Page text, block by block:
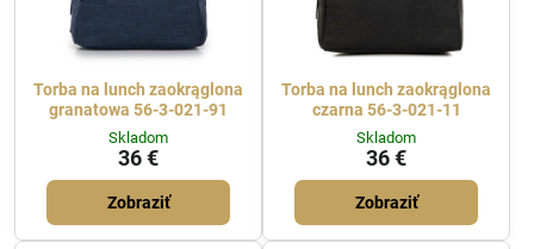
Torba na lunch zaokrąglona
granatowa 56-3-021-91
Skladom
36 €
Zobraziť
Torba na lunch zaokrąglona
czarna 56-3-021-11
Skladom
36 €
Zobraziť